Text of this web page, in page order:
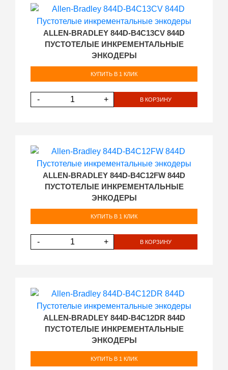
ALLEN-BRADLEY 844D-B4C13CV 844D
ПУСТОТЕЛЫЕ ИНКРЕМЕНТАЛЬНЫЕ
ЭНКОДЕРЫ
КУПИТЬ В 1 КЛИК
- + В КОРЗИНУ
ALLEN-BRADLEY 844D-B4C12FW 844D
ПУСТОТЕЛЫЕ ИНКРЕМЕНТАЛЬНЫЕ
ЭНКОДЕРЫ
КУПИТЬ В 1 КЛИК
- + В КОРЗИНУ
ALLEN-BRADLEY 844D-B4C12DR 844D
ПУСТОТЕЛЫЕ ИНКРЕМЕНТАЛЬНЫЕ
ЭНКОДЕРЫ
КУПИТЬ В 1 КЛИК